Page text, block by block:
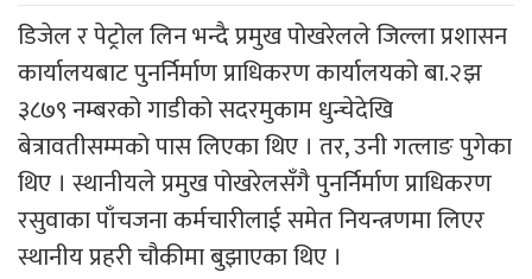
डिजेल र पेट्रोल लिन भन्दै प्रमुख पोखरेलले जिल्ला प्रशासन
कार्यालयबाट पुनर्निर्माण प्राधिकरण कार्यालयको बा.२झ
३८७९ नम्बरको गाडीको सदरमुकाम धुन्चेदेखि
बेत्रावतीसम्मको पास लिएका थिए । तर, उनी गत्लाङ पुगेका
थिए । स्थानीयले प्रमुख पोखरेलसँगै पुनर्निर्माण प्राधिकरण
रसुवाका पाँचजना कर्मचारीलाई समेत नियन्त्रणमा लिएर
स्थानीय प्रहरी चौकीमा बुझाएका थिए ।